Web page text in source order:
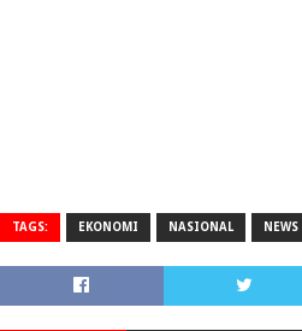
TAGS: EKONOMI NASIONAL NEWS